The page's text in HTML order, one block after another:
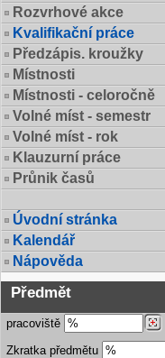
Rozvrhové akce
Kvalifikační práce
Předzápis. kroužky
Místnosti
Místnosti - celoročně
Volné míst - semestr
Volné míst - rok
Klauzurní práce
Průnik časů
Úvodní stránka
Kalendář
Nápověda
Předmět
pracoviště
Zkratka předmětu